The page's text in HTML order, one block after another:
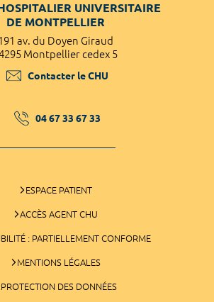
UNIVERSITAIRE
DE MONTPELLIER
av. du Doyen Giraud
Montpellier cedex 5
Contacter le CHU
04 67 33 67 33
ESPACE PATIENT
ACCÈS AGENT CHU
: PARTIELLEMENT CONFORME
MENTIONS LÉGALES
PROTECTION DES DONNÉES